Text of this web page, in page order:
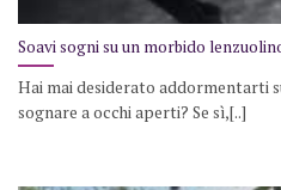
Soavi sogni su un morbido
Hai mai desiderato addormentarti
sognare a occhi aperti? Se sì,[..]